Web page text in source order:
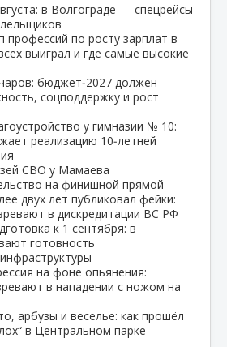
в Волгограде — спецрейсы
профессий по росту зарплат в
выиграл и где самые высокие
бюджет‑2027 должен
соцподдержку и рост
у гимназии № 10:
реализацию 10‑летней
СВО у Мамаева
на финишной прямой
двух лет публиковал фейки:
в дискредитации ВС РФ
к 1 сентября: в
готовность
на фоне опьянения:
в нападении с ножом на
арбузы и веселье: как прошёл
в Центральном парке